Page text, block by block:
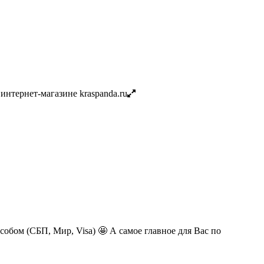
(СБП, Мир, Visa) 🤩 А самое главное для Вас по